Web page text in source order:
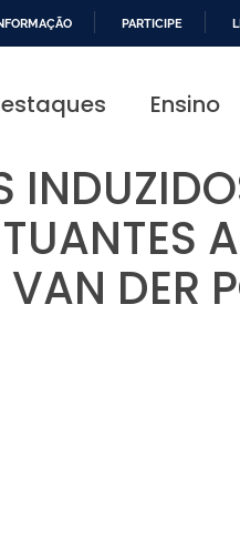
PARTICIPE
Ensino
DER